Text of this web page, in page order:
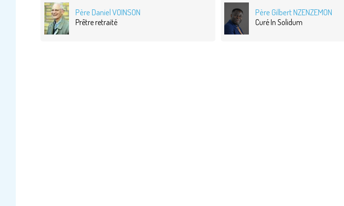
Père Daniel VOINSON
Prêtre retraité
Père Gilbert NZENZEMON
Curé In Solidum